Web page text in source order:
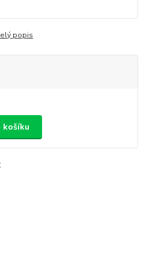
popis
košíku